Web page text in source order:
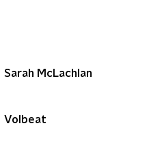
Sarah McLachlan
Volbeat